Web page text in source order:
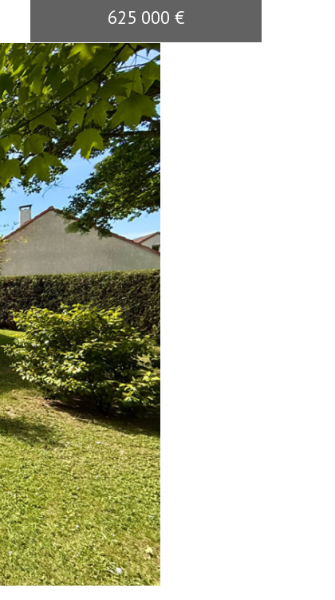
625 000 €